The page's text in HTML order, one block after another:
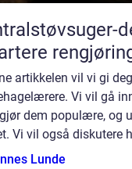
artikkelen vil vi gi
Vi vil gå
dem populære, og
Vi vil også diskutere
Lunde